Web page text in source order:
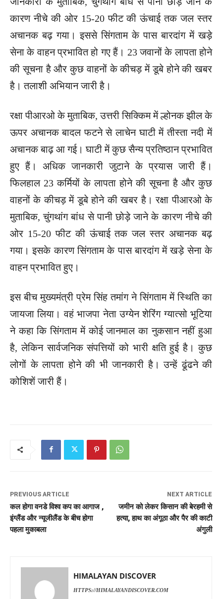
कारण नीचे की ओर 15-20 फीट की ऊंचाई तक जल स्तर
अचानक बढ़ गया। इससे सिंगताम के पास बारदांग में खड़े
सेना के वाहन प्रभावित हो गए हैं। 23 जवानों के लापता होने
की सूचना है और कुछ वाहनों के कीचड़ में डूबे होने की खबर
है। तलाशी अभियान जारी है।
रक्षा पीआरओ के मुताबिक, उत्तरी सिक्किम में ल्होनक झील के
ऊपर अचानक बादल फटने से लाचेन घाटी में तीस्ता नदी में
अचानक बाढ़ आ गई। घाटी में कुछ सैन्य प्रतिष्ठान प्रभावित
हुए हैं। अधिक जानकारी जुटाने के प्रयास जारी हैं।
फिलहाल 23 कर्मियों के लापता होने की सूचना है और कुछ
वाहनों के कीचड़ में डूबे होने की खबर है। रक्षा पीआरओ के
मुताबिक, चुंगथांग बांध से पानी छोड़े जाने के कारण नीचे की
ओर 15-20 फीट की ऊंचाई तक जल स्तर अचानक बढ़
गया। इसके कारण सिंगताम के पास बारदांग में खड़े सेना के
वाहन प्रभावित हुए।
इस बीच मुख्यमंत्री प्रेम सिंह तमांग ने सिंगताम में स्थिति का
जायजा लिया। वहं भाजपा नेता उग्येन शेरिंग ग्यात्सो भूटिया
ने कहा कि सिंगताम में कोई जानमाल का नुकसान नहीं हुआ
है, लेकिन सार्वजनिक संपत्तियों को भारी क्षति हुई है। कुछ
लोगों के लापता होने की भी जानकारी है। उन्हें ढूंढने की
कोशिशें जारी हैं।
PREVIOUS ARTICLE
कल होगा वनडे विश्व कप का आगाज ,
इंग्लैंड और न्यूजीलैंड के बीच होगा
पहला मुकाबला
NEXT ARTICLE
जमीन को लेकर किसान की बेरहमी से
हत्या, हाथ का अंगूठा और पैर की काटी
अंगुली
HIMALAYAN DISCOVER
HTTPS://HIMALAYANDISCOVER.COM